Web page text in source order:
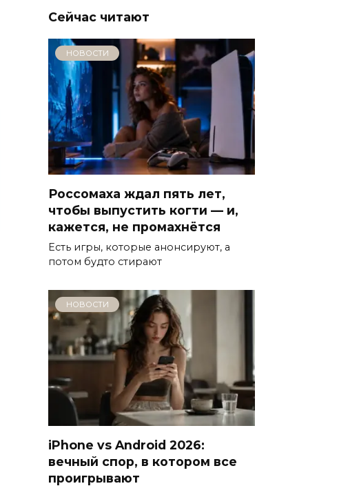
Сейчас читают
НОВОСТИ
Россомаха ждал пять лет,
чтобы выпустить когти — и,
кажется, не промахнётся
Есть игры, которые анонсируют, а
потом будто стирают
НОВОСТИ
iPhone vs Android 2026:
вечный спор, в котором все
проигрывают